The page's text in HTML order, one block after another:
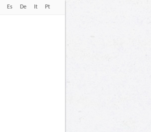
Es De It Pt